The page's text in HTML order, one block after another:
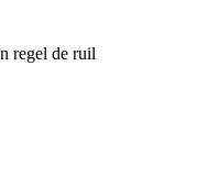
regel de ruil